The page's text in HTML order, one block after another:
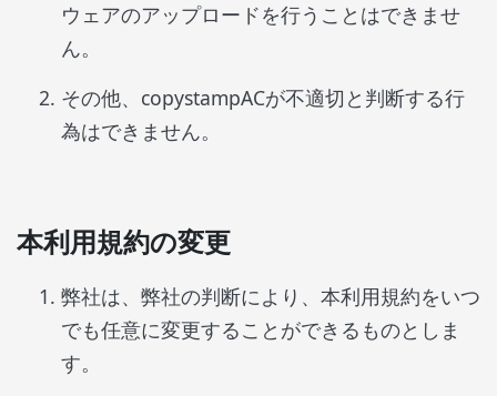
ウェアのアップロードを行うことはできませ
ん。
その他、copystampACが不適切と判断する行
為はできません。
本利用規約の変更
弊社は、弊社の判断により、本利用規約をいつ
でも任意に変更することができるものとしま
す。